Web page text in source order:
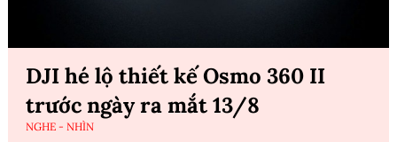
DJI hé lộ thiết kế Osmo 360 II
trước ngày ra mắt 13/8
NGHE - NHÌN